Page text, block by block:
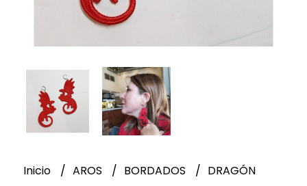
Inicio AROS BORDADOS DRAGÓN